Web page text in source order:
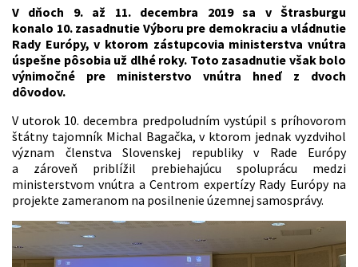
V dňoch 9. až 11. decembra 2019 sa v Štrasburgu
konalo 10. zasadnutie Výboru pre demokraciu a vládnutie
Rady Európy, v ktorom zástupcovia ministerstva vnútra
úspešne pôsobia už dlhé roky. Toto zasadnutie však bolo
výnimočné pre ministerstvo vnútra hneď z dvoch
dôvodov.
V utorok 10. decembra predpoludním vystúpil s príhovorom
štátny tajomník Michal Bagačka, v ktorom jednak vyzdvihol
význam členstva Slovenskej republiky v Rade Európy
a zároveň priblížil prebiehajúcu spoluprácu medzi
ministerstvom vnútra a Centrom expertízy Rady Európy na
projekte zameranom na posilnenie územnej samosprávy.